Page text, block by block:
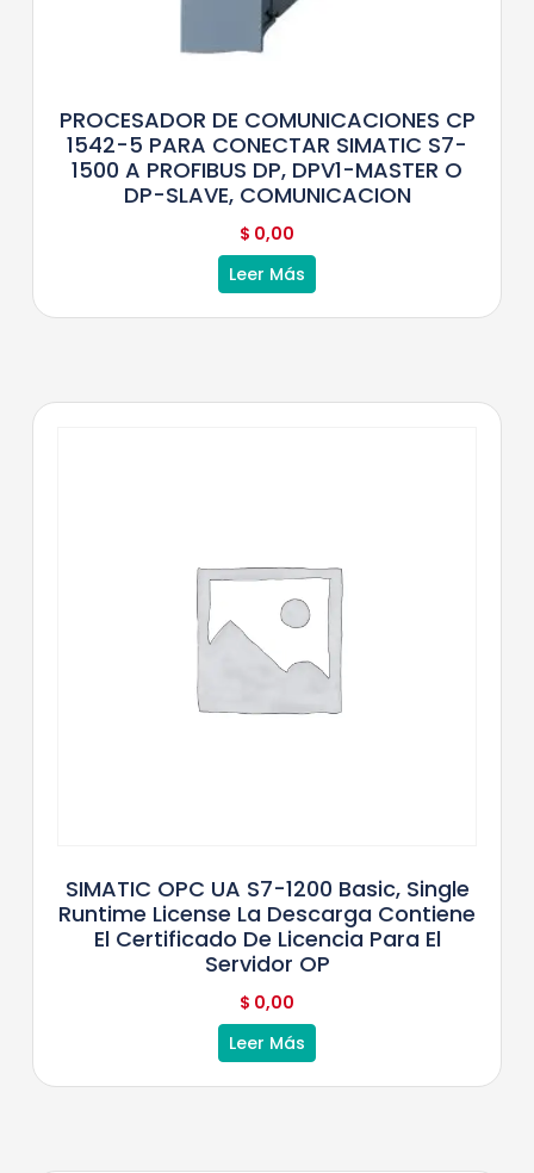
PROCESADOR DE COMUNICACIONES CP
1542-5 PARA CONECTAR SIMATIC S7-
1500 A PROFIBUS DP, DPV1-MASTER O
DP-SLAVE, COMUNICACION
$ 0,00
Leer Más
SIMATIC OPC UA S7-1200 Basic, Single
Runtime License La Descarga Contiene
El Certificado De Licencia Para El
Servidor OP
$ 0,00
Leer Más